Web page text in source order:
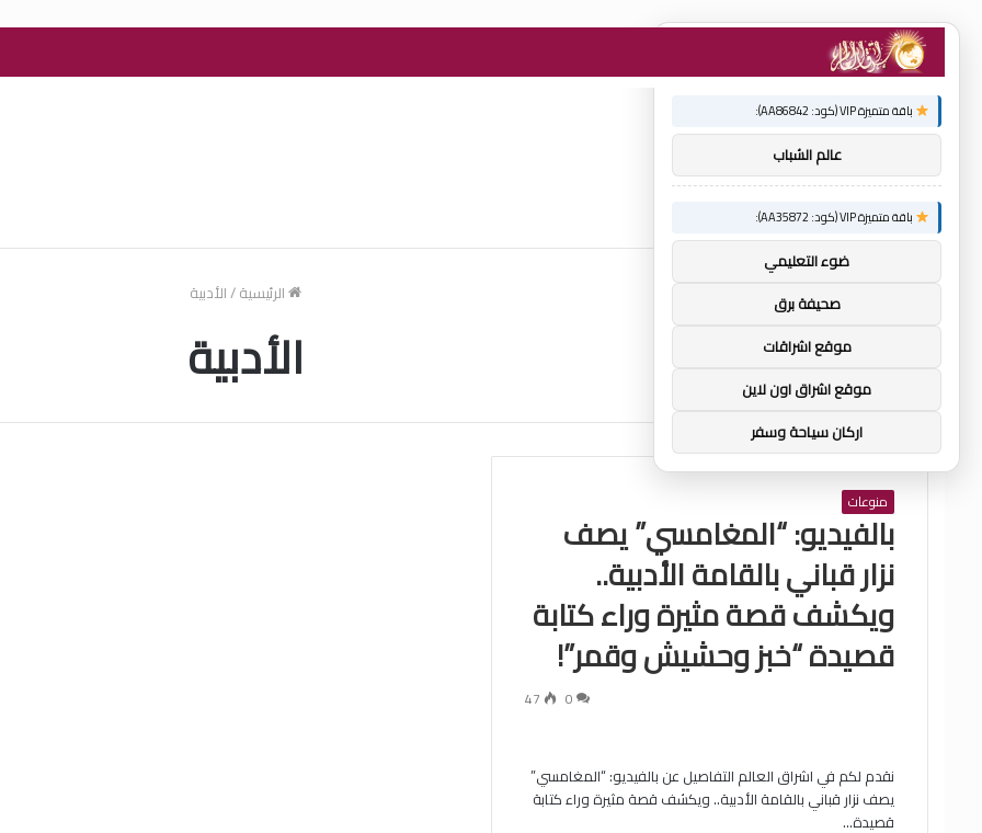
الرئيسية/الأدبية
الأدبية
منوعات
بالفيديو: “المغامسي” يصف
نزار قباني بالقامة الأدبية..
ويكشف قصة مثيرة وراء كتابة
قصيدة “خبز وحشيش وقمر”!
0
47
نقدم لكم في اشراق العالم التفاصيل عن بالفيديو: “المغامسي”
يصف نزار قباني بالقامة الأدبية.. ويكشف قصة مثيرة وراء كتابة
قصيدة…
توصيات :
باقة متميزة VIP (كود: AA86842):
عالم الشباب
باقة متميزة VIP (كود: AA35872):
ضوء التعليمي
صحيفة برق
موقع اشراقات
موقع اشراق اون لاين
اركان سياحة وسفر